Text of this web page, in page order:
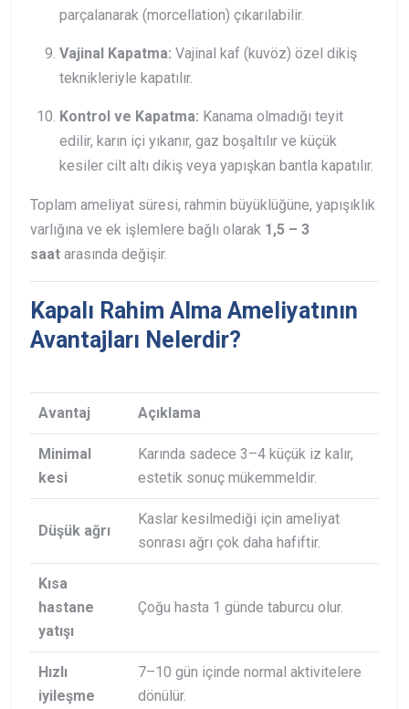
parçalanarak (morcellation) çıkarılabilir.
Vajinal Kapatma: Vajinal kaf (kuvöz) özel dikiş
teknikleriyle kapatılır.
Kontrol ve Kapatma: Kanama olmadığı teyit
edilir, karın içi yıkanır, gaz boşaltılır ve küçük
kesiler cilt altı dikiş veya yapışkan bantla kapatılır.
Toplam ameliyat süresi, rahmin büyüklüğüne, yapışıklık
varlığına ve ek işlemlere bağlı olarak 1,5 – 3
saat arasında değişir.
Kapalı Rahim Alma Ameliyatının
Avantajları Nelerdir?
Avantaj Açıklama
Minimal
kesi
Karında sadece 3–4 küçük iz kalır,
estetik sonuç mükemmeldir.
Düşük ağrı
Kaslar kesilmediği için ameliyat
sonrası ağrı çok daha hafiftir.
Kısa
hastane
yatışı
Çoğu hasta 1 günde taburcu olur.
Hızlı
iyileşme
7–10 gün içinde normal aktivitelere
dönülür.